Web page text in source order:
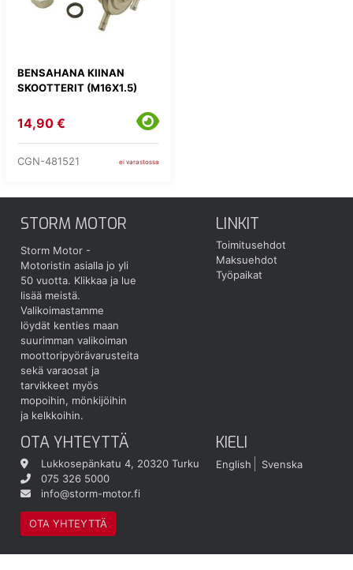
BENSAHANA KIINAN
SKOOTTERIT (M16X1.5)
14,90 €
CGN-481521 ei varastossa
STORM MOTOR
Storm Motor -
Motoristin asialla jo yli
50 vuotta. Klikkaa ja lue
lisää meistä.
Valikoimastamme
löydät kenties maan
suurimman valikoiman
moottoripyörävarusteita
sekä varaosat ja
tarvikkeet myös
mopoihin, mönkijöihin
ja kelkkoihin.
LINKIT
Toimitusehdot
Maksuehdot
Työpaikat
OTA YHTEYTTÄ
Lukkosepänkatu 4, 20320 Turku
075 326 5000
info@storm-motor.fi
OTA YHTEYTTÄ
KIELI
English Svenska